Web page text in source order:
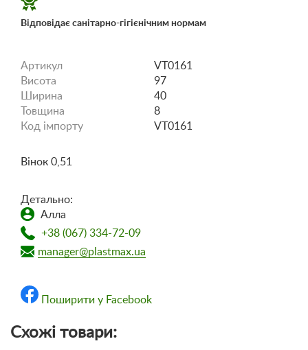
Відповідає санітарно-гігієнічним нормам
Артикул
VT0161
Висота
97
Ширина
40
Товщина
8
Код імпорту
VT0161
Вінок 0,51
Детально:
Алла
+38 (067) 334-72-09
manager@plastmax.ua
Поширити у Facebook
Схожі товари: